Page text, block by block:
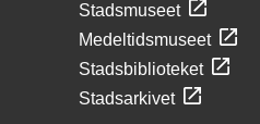
Stadsmuseet
Medeltidsmuseet
Stadsbiblioteket
Stadsarkivet